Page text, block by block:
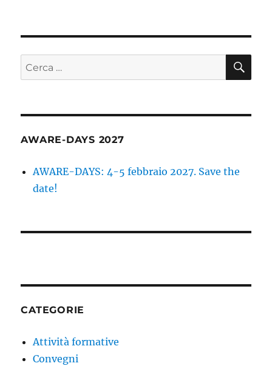
Cerca:
AWARE-DAYS 2027
AWARE-DAYS: 4-5 febbraio 2027. Save the
date!
CATEGORIE
Attività formative
Convegni